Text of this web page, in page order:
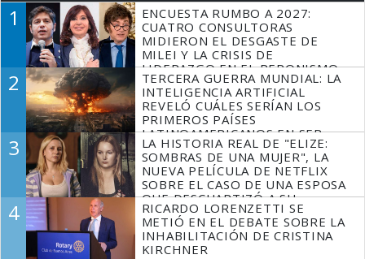
1
ENCUESTA RUMBO A 2027:
CUATRO CONSULTORAS
MIDIERON EL DESGASTE DE
MILEI Y LA CRISIS DE
LIDERAZGO EN EL PERONISMO
2
TERCERA GUERRA MUNDIAL: LA
INTELIGENCIA ARTIFICIAL
REVELÓ CUÁLES SERÍAN LOS
PRIMEROS PAÍSES
LATINOAMERICANOS EN SER
DERROTADOS
3
LA HISTORIA REAL DE "ELIZE:
SOMBRAS DE UNA MUJER", LA
NUEVA PELÍCULA DE NETFLIX
SOBRE EL CASO DE UNA ESPOSA
QUE DESCUARTIZÓ A SU
MARIDO
4
RICARDO LORENZETTI SE
METIÓ EN EL DEBATE SOBRE LA
INHABILITACIÓN DE CRISTINA
KIRCHNER